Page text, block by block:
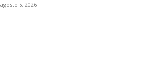
agosto 6, 2026